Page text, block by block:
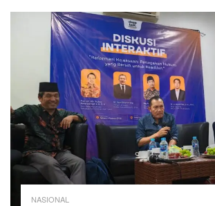
NASIONAL